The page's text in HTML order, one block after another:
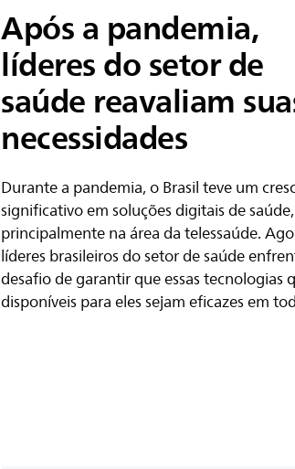
Após a pandemia,
líderes do setor de
saúde reavaliam
necessidades
Durante a pandemia, o Brasil teve um
significativo em soluções digitais de saúde,
principalmente na área da telessaúde.
líderes brasileiros do setor de saúde
desafio de garantir que essas tecnologias
disponíveis para eles sejam eficazes em